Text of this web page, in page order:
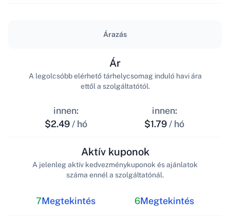
Árazás
innen:
$2.49 / hó
Ár
A legolcsóbb elérhető tárhelycsomag induló havi ára
ettől a szolgáltatótól.
innen:
$1.79 / hó
7Megtekintés
Aktív kuponok
A jelenleg aktív kedvezménykuponok és ajánlatok
száma ennél a szolgáltatónál.
6Megtekintés